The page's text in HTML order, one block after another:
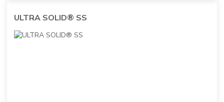
ULTRA SOLID® SS